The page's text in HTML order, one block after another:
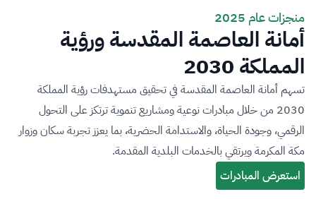
منجزات عام 2025
أمانة العاصمة المقدسة ورؤية
المملكة 2030
تسهم أمانة العاصمة المقدسة في تحقيق مستهدفات رؤية المملكة
2030 من خلال مبادرات نوعية ومشاريع تنموية ترتكز على التحول
الرقمي، وجودة الحياة، والاستدامة الحضرية، بما يعزز تجربة سكان وزوار
مكة المكرمة ويرتقي بالخدمات البلدية المقدمة.